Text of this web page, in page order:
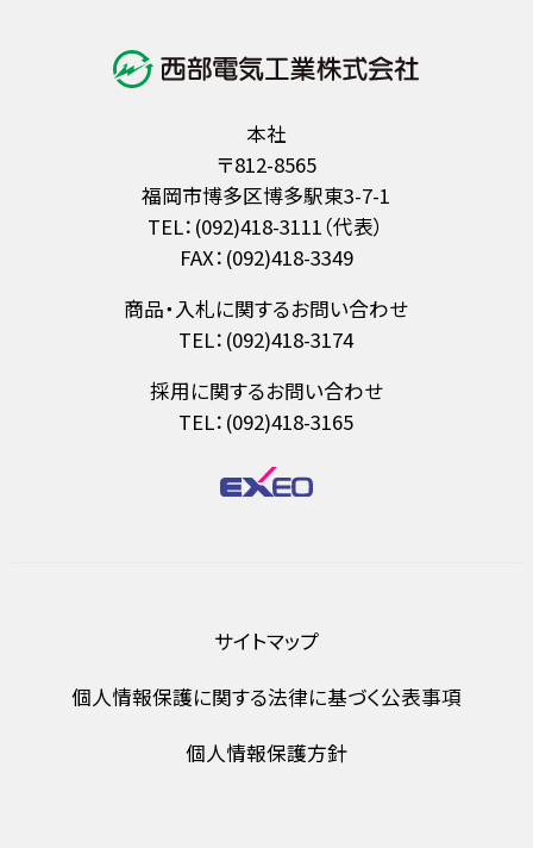
本社
〒812-8565
福岡市博多区博多駅東3-7-1
TEL：(092)418-3111（代表）
FAX：(092)418-3349
商品・入札に関するお問い合わせ
TEL：(092)418-3174
採用に関するお問い合わせ
TEL：(092)418-3165
サイトマップ
個人情報保護に関する法律に基づく公表事項
個人情報保護方針